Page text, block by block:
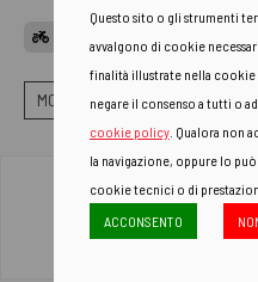
MOTORE ACCENSIONE
Questo sito o gli strumenti
avvalgono di cookie
finalità illustrate nella cookie
negare il consenso a tutti o
cookie policy . Qualora non
la navigazione, oppure lo
cookie tecnici o di
ACCONSENTO